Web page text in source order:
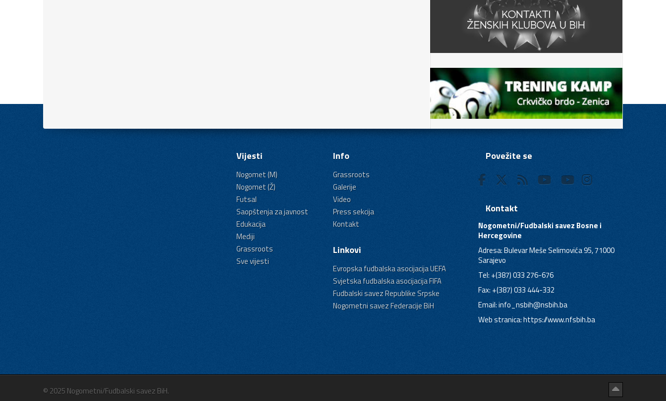
Vijesti
Nogomet (M)
Nogomet (Ž)
Futsal
Saopštenja za javnost
Edukacija
Mediji
Grassroots
Sve vijesti
Info
Grassroots
Galerije
Video
Press sekcija
Kontakt
Linkovi
Evropska fudbalska asocijacija UEFA
Svjetska fudbalska asocijacija FIFA
Fudbalski savez Republike Srpske
Nogometni savez Federacije BiH
Povežite se
Kontakt
Nogometni/Fudbalski savez Bosne i
Hercegovine
Adresa: Bulevar Meše Selimovića 95, 71000
Sarajevo
Tel: +(387) 033 276-676
Fax: +(387) 033 444-332
Email:info_nsbih@nsbih.ba
Web stranica: https://www.nfsbih.ba
© 2025 Nogometni/Fudbalski savez BiH.